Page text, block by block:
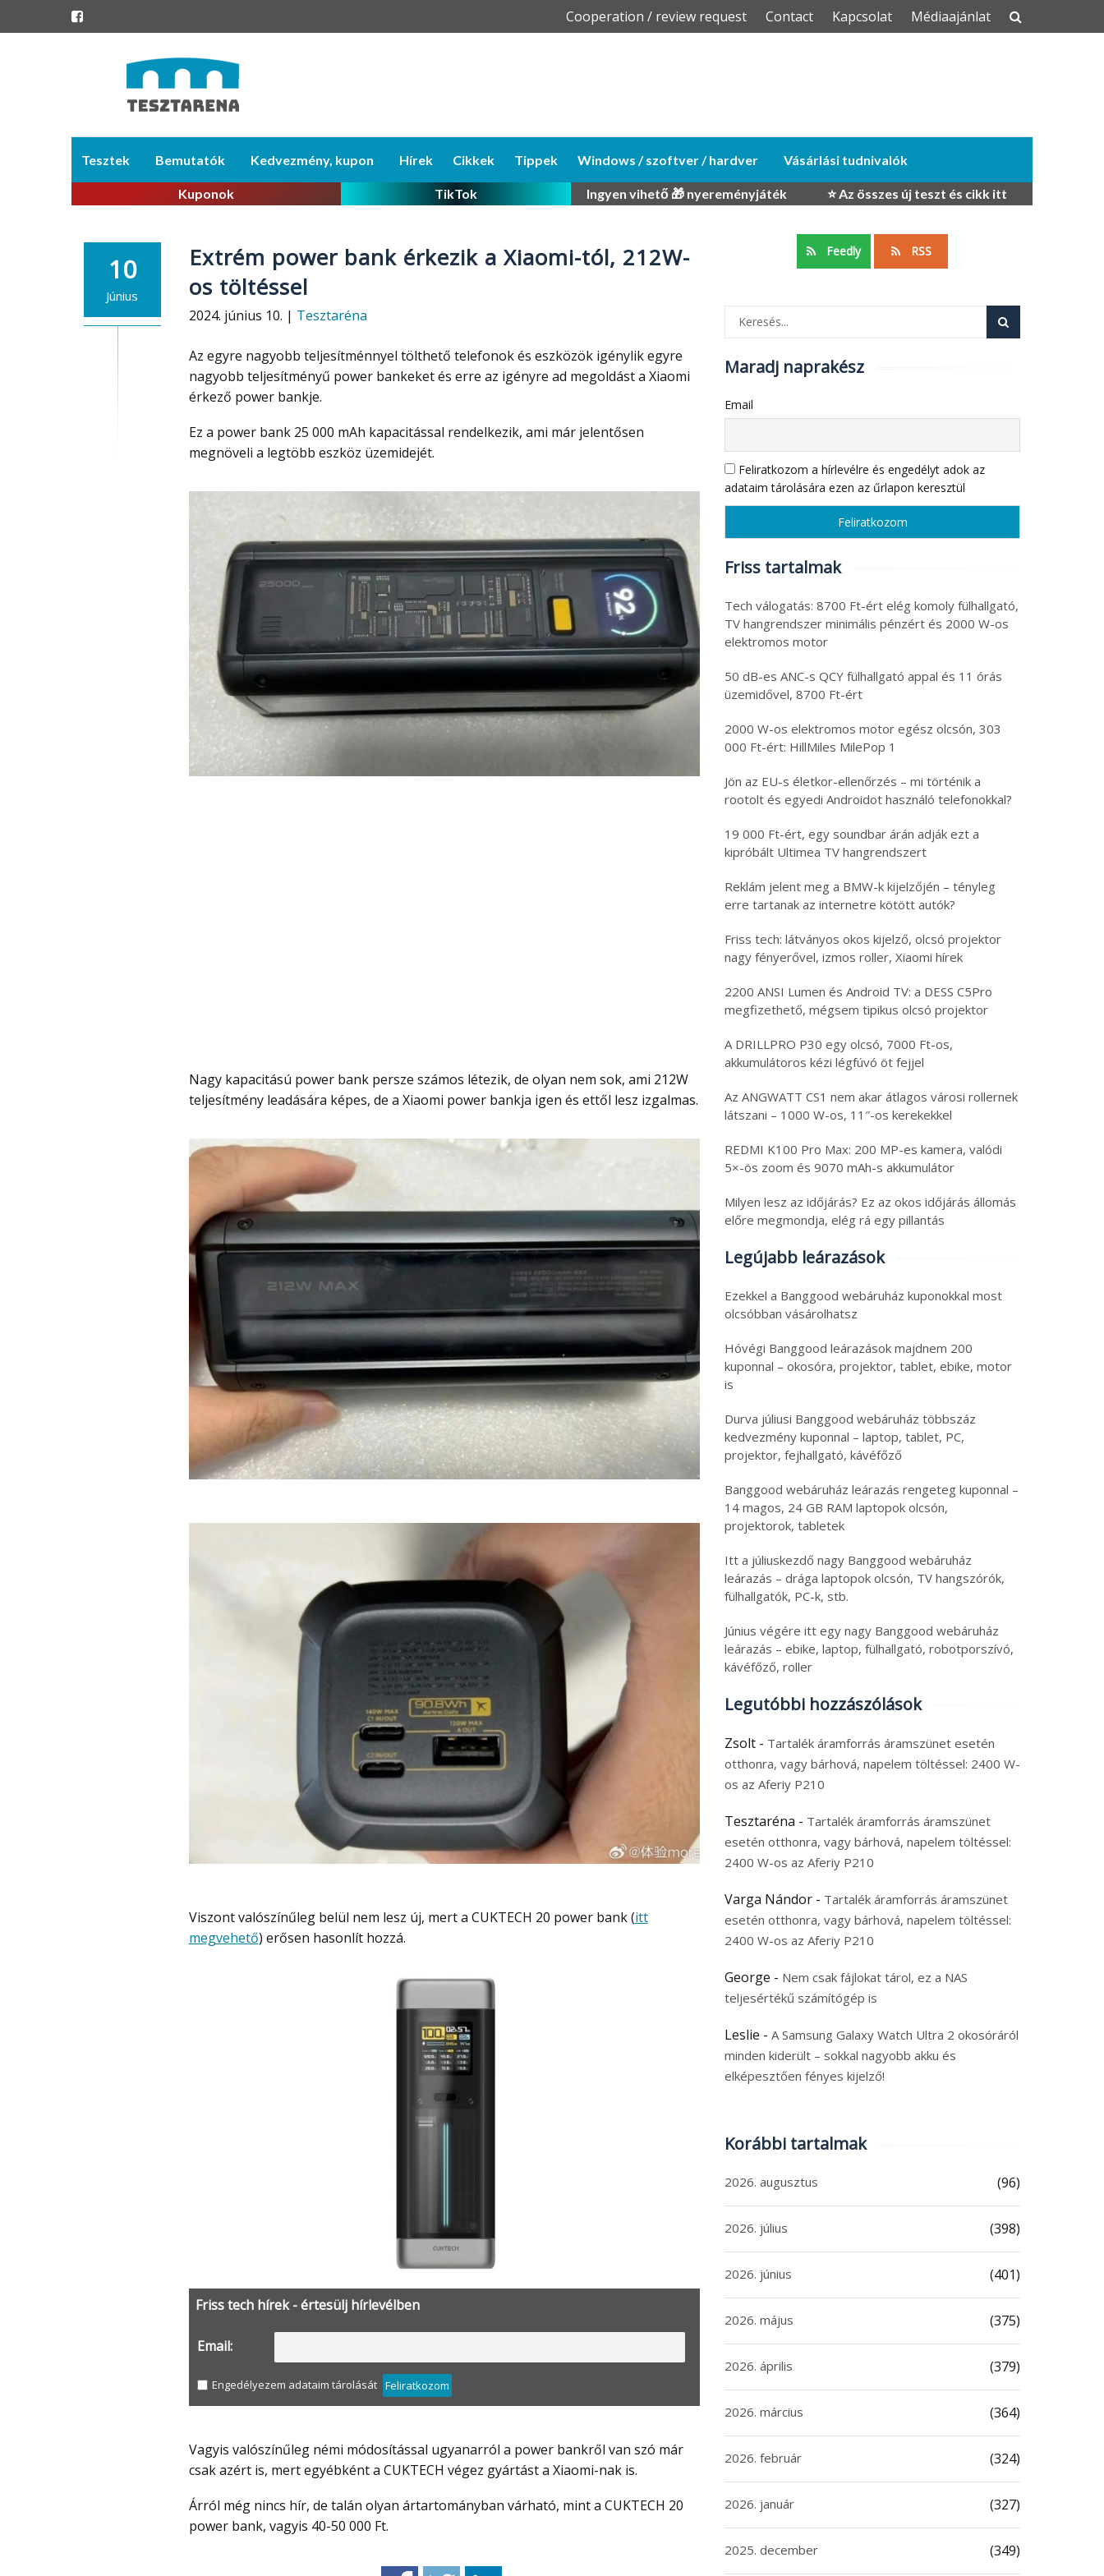
Skip
Cooperation / review request Contact Kapcsolat Médiaajánlat
content
Tesztek Bemutatók Kedvezmény, kupon Hírek Cikkek Tippek Windows / szoftver / hardver Vásárlási tudnivalók
Kuponok TikTok Ingyen vihető 🎁 nyereményjáték ⭐ Az összes új teszt és cikk itt
10
Június
Extrém power bank érkezik a Xiaomi-tól, 212W-
os töltéssel
2024. június 10. | Tesztaréna
Az egyre nagyobb teljesítménnyel tölthető telefonok és eszközök igénylik egyre
nagyobb teljesítményű power bankeket és erre az igényre ad megoldást a Xiaomi
érkező power bankje.
Ez a power bank 25 000 mAh kapacitással rendelkezik, ami már jelentősen
megnöveli a legtöbb eszköz üzemidejét.
Nagy kapacitású power bank persze számos létezik, de olyan nem sok, ami 212W
teljesítmény leadására képes, de a Xiaomi power bankja igen és ettől lesz izgalmas.
Viszont valószínűleg belül nem lesz új, mert a CUKTECH 20 power bank (itt
megvehető) erősen hasonlít hozzá.
Friss tech hírek - értesülj hírlevélben
Email:
Engedélyezem adataim tárolását Feliratkozom
Vagyis valószínűleg némi módosítással ugyanarról a power bankről van szó már
csak azért is, mert egyébként a CUKTECH végez gyártást a Xiaomi-nak is.
Árról még nincs hír, de talán olyan ártartományban várható, mint a CUKTECH 20
power bank, vagyis 40-50 000 Ft.
Feedly RSS
Maradj naprakész
Email
Feliratkozom a hírlevélre és engedélyt adok az
adataim tárolására ezen az űrlapon keresztül
Friss tartalmak
Tech válogatás: 8700 Ft-ért elég komoly fülhallgató,
TV hangrendszer minimális pénzért és 2000 W-os
elektromos motor
50 dB-es ANC-s QCY fülhallgató appal és 11 órás
üzemidővel, 8700 Ft-ért
2000 W-os elektromos motor egész olcsón, 303
000 Ft-ért: HillMiles MilePop 1
Jön az EU-s életkor-ellenőrzés – mi történik a
rootolt és egyedi Androidot használó telefonokkal?
19 000 Ft-ért, egy soundbar árán adják ezt a
kipróbált Ultimea TV hangrendszert
Reklám jelent meg a BMW-k kijelzőjén – tényleg
erre tartanak az internetre kötött autók?
Friss tech: látványos okos kijelző, olcsó projektor
nagy fényerővel, izmos roller, Xiaomi hírek
2200 ANSI Lumen és Android TV: a DESS C5Pro
megfizethető, mégsem tipikus olcsó projektor
A DRILLPRO P30 egy olcsó, 7000 Ft-os,
akkumulátoros kézi légfúvó öt fejjel
Az ANGWATT CS1 nem akar átlagos városi rollernek
látszani – 1000 W-os, 11″-os kerekekkel
REDMI K100 Pro Max: 200 MP-es kamera, valódi
5×-ös zoom és 9070 mAh-s akkumulátor
Milyen lesz az időjárás? Ez az okos időjárás állomás
előre megmondja, elég rá egy pillantás
Legújabb leárazások
Ezekkel a Banggood webáruház kuponokkal most
olcsóbban vásárolhatsz
Hóvégi Banggood leárazások majdnem 200
kuponnal – okosóra, projektor, tablet, ebike, motor
is
Durva júliusi Banggood webáruház többszáz
kedvezmény kuponnal – laptop, tablet, PC,
projektor, fejhallgató, kávéfőző
Banggood webáruház leárazás rengeteg kuponnal –
14 magos, 24 GB RAM laptopok olcsón,
projektorok, tabletek
Itt a júliuskezdő nagy Banggood webáruház
leárazás – drága laptopok olcsón, TV hangszórók,
fülhallgatók, PC-k, stb.
Június végére itt egy nagy Banggood webáruház
leárazás – ebike, laptop, fülhallgató, robotporszívó,
kávéfőző, roller
Legutóbbi hozzászólások
Zsolt - Tartalék áramforrás áramszünet esetén
otthonra, vagy bárhová, napelem töltéssel: 2400 W-
os az Aferiy P210
Tesztaréna - Tartalék áramforrás áramszünet
esetén otthonra, vagy bárhová, napelem töltéssel:
2400 W-os az Aferiy P210
Varga Nándor - Tartalék áramforrás áramszünet
esetén otthonra, vagy bárhová, napelem töltéssel:
2400 W-os az Aferiy P210
George - Nem csak fájlokat tárol, ez a NAS
teljesértékű számítógép is
Leslie - A Samsung Galaxy Watch Ultra 2 okosóráról
minden kiderült – sokkal nagyobb akku és
elképesztően fényes kijelző!
Korábbi tartalmak
2026. augusztus (96)
2026. július (398)
2026. június (401)
2026. május (375)
2026. április (379)
2026. március (364)
2026. február (324)
2026. január (327)
2025. december (349)